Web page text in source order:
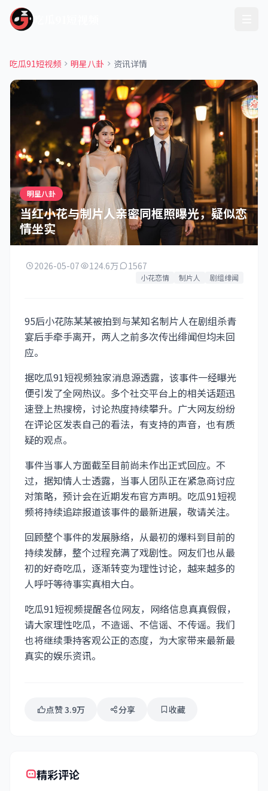
吃瓜91短视频 明星八卦 资讯详情
明星八卦
当红小花与制片人亲密同框照曝光，疑似恋
情坐实
2026-05-07 124.6万 1567
小花恋情 制片人 剧组绯闻
95后小花陈某某被拍到与某知名制片人在剧组杀青
宴后手牵手离开，两人之前多次传出绯闻但均未回
应。
据吃瓜91短视频独家消息源透露，该事件一经曝光
便引发了全网热议。多个社交平台上的相关话题迅
速登上热搜榜，讨论热度持续攀升。广大网友纷纷
在评论区发表自己的看法，有支持的声音，也有质
疑的观点。
事件当事人方面截至目前尚未作出正式回应。不
过，据知情人士透露，当事人团队正在紧急商讨应
对策略，预计会在近期发布官方声明。吃瓜91短视
频将持续追踪报道该事件的最新进展，敬请关注。
回顾整个事件的发展脉络，从最初的爆料到目前的
持续发酵，整个过程充满了戏剧性。网友们也从最
初的好奇吃瓜，逐渐转变为理性讨论，越来越多的
人呼吁等待事实真相大白。
吃瓜91短视频提醒各位网友，网络信息真真假假，
请大家理性吃瓜，不造谣、不信谣、不传谣。我们
也将继续秉持客观公正的态度，为大家带来最新最
真实的娱乐资讯。
点赞 3.9万 分享 收藏
精彩评论